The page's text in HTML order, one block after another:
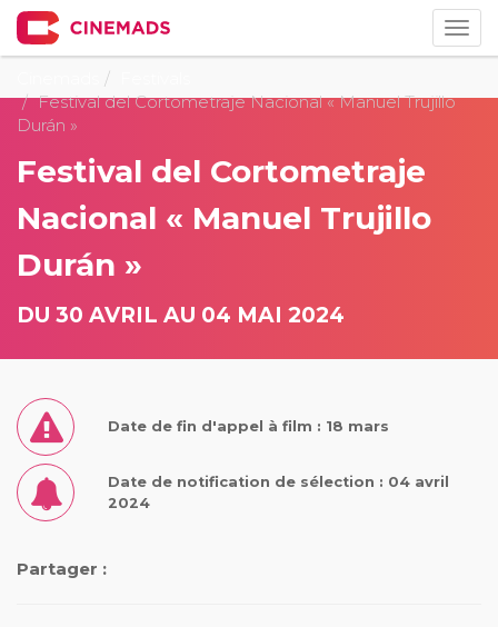
Festival del Cortometraje Nacional « Manuel Trujillo
Durán »
Festival del Cortometraje
Nacional « Manuel Trujillo
Durán »
DU 30 AVRIL AU 04 MAI 2024
Date de fin d'appel à film : 18 mars
Date de notification de sélection : 04 avril
2024
Partager :